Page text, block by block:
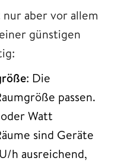
aber vor allem
günstigen
: Die
passen.
Watt
sind Geräte
h ausreichend,